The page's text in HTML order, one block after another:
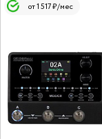
от 1 517 ₽/мес